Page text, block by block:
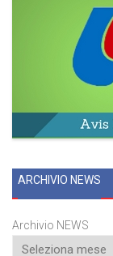
ARCHIVIO NEWS
Archivio NEWS